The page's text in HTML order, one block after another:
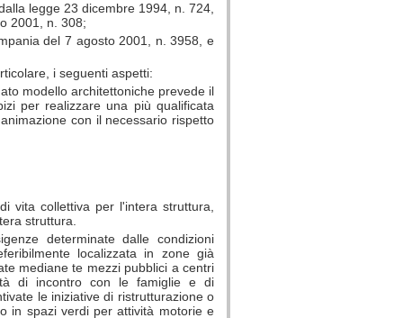
legge 23 dicembre 1994, n. 724,
2001, n. 308;
del 7 agosto 2001, n. 3958, e
i seguenti aspetti:
modello architettoniche prevede il
per realizzare una più qualificata
con il necessario rispetto
vita collettiva per l'intera struttura,
struttura.
determinate dalle condizioni
localizzata in zone già
mediane te mezzi pubblici a centri
di incontro con le famiglie e di
le iniziative di ristrutturazione o
in spazi verdi per attività motorie e